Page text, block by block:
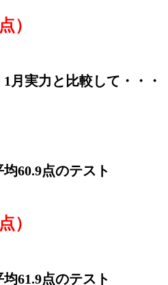
）
実力と比較して・・・
60.9点のテスト
）
61.9点のテスト